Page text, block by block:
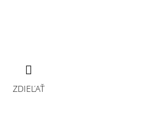
ZDIEĽAŤ